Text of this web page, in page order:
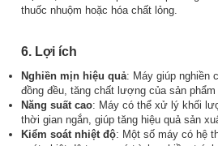
thuốc nhuộm hoặc hóa chất lỏng.
​6. Lợi ích
Nghiền mịn hiệu quả: Máy giúp nghiền
đồng đều, tăng chất lượng của sản phẩm
Năng suất cao: Máy có thể xử lý khối
thời gian ngắn, giúp tăng hiệu quả sản
Kiểm soát nhiệt độ: Một số máy có hệ